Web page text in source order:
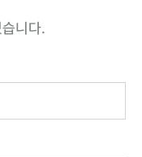
니다.